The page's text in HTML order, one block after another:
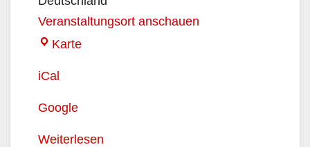
Veranstaltungsort anschauen
KarteVereinsheim
iCal
Google
Weiterlesen